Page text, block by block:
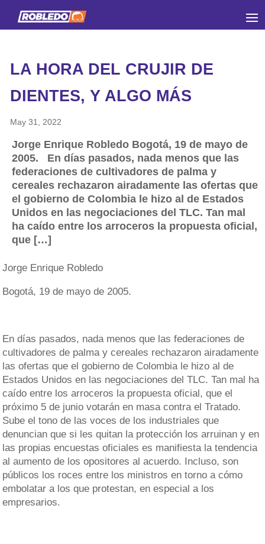
LA HORA DEL CRUJIR DE
DIENTES, Y ALGO MÁS
May 31, 2022
Jorge Enrique Robledo Bogotá, 19 de mayo de
2005. En días pasados, nada menos que las
federaciones de cultivadores de palma y
cereales rechazaron airadamente las ofertas que
el gobierno de Colombia le hizo al de Estados
Unidos en las negociaciones del TLC. Tan mal
ha caído entre los arroceros la propuesta oficial,
que […]
Jorge Enrique Robledo
Bogotá, 19 de mayo de 2005.
En días pasados, nada menos que las federaciones de
cultivadores de palma y cereales rechazaron airadamente
las ofertas que el gobierno de Colombia le hizo al de
Estados Unidos en las negociaciones del TLC. Tan mal ha
caído entre los arroceros la propuesta oficial, que el
próximo 5 de junio votarán en masa contra el Tratado.
Sube el tono de las voces de los industriales que
denuncian que si les quitan la protección los arruinan y en
las propias encuestas oficiales es manifiesta la tendencia
al aumento de los opositores al acuerdo. Incluso, son
públicos los roces entre los ministros en torno a cómo
embolatar a los que protestan, en especial a los
empresarios.